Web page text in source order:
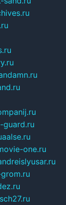
guard.ru
aalse.ru
one.ru